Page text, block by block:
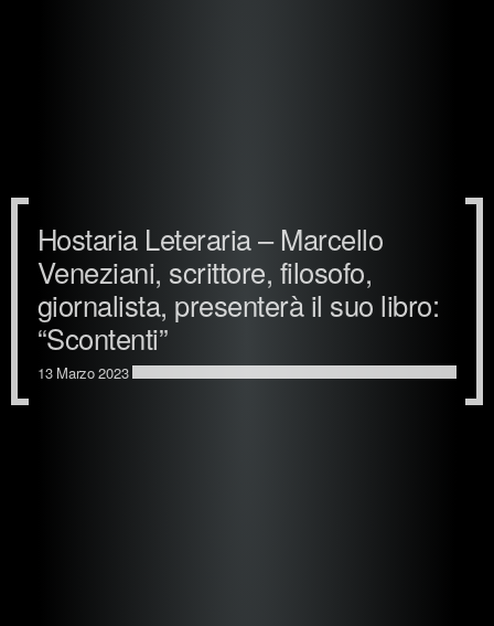
Hostaria Leteraria – Marcello
Veneziani, scrittore, filosofo,
giornalista, presenterà il suo libro:
“Scontenti”
13 Marzo 2023